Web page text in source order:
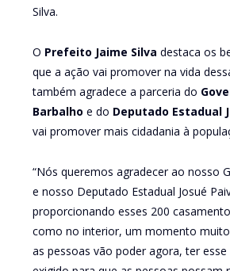
Silva.
O Prefeito Jaime Silva destaca os
que a ação vai promover na vida
também agradece a parceria do
Barbalho e do Deputado Estadual
vai promover mais cidadania à
“Nós queremos agradecer ao nosso
e nosso Deputado Estadual Josué
proporcionando esses 200
como no interior, um momento
as pessoas vão poder agora, ter